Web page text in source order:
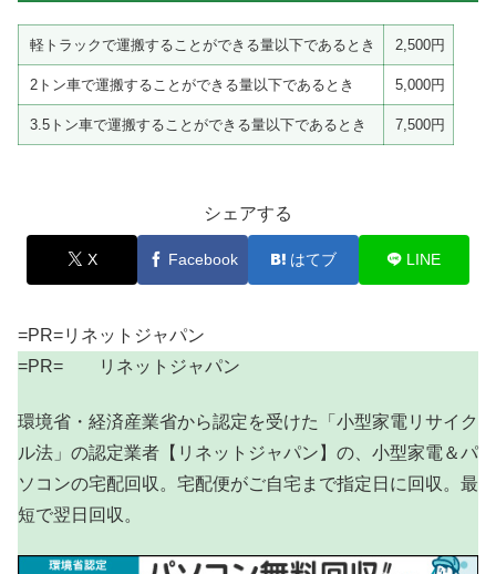
軽トラックで運搬することができる量以下であるとき 2,500円
2トン車で運搬することができる量以下であるとき 5,000円
3.5トン車で運搬することができる量以下であるとき 7,500円
シェアする
X Facebook はてブ LINE
=PR=リネットジャパン
=PR= リネットジャパン
環境省・経済産業省から認定を受けた「小型家電リサイク
ル法」の認定業者【リネットジャパン】の、小型家電＆パ
ソコンの宅配回収。宅配便がご自宅まで指定日に回収。最
短で翌日回収。